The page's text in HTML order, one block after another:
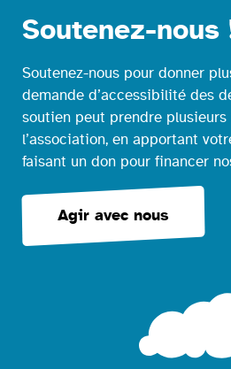
Soutenez-nous
Soutenez-nous pour donner
demande d’accessibilité des
soutien peut prendre plusieurs
l’association, en apportant
faisant un don pour financer
Agir avec nous